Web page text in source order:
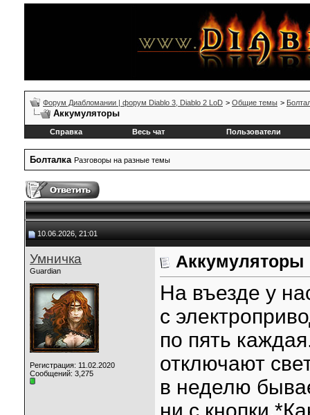
Форум Диабломании | форум Diablo 3, Diablo 2 LoD > Общие темы >
Аккумуляторы
Справка Весь чат Пользователи
Болталка Разговоры на разные темы
10.06.2026, 21:01
Умничка
Guardian
Регистрация: 11.02.2020
Сообщений: 3,275
Аккумуляторы
На въезде у
с
по пять
отключают
в неделю